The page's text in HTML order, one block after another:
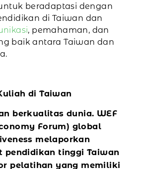
beradaptasi dengan
di Taiwan dan
, pemahaman, dan
baik antara Taiwan dan
di Taiwan
berkualitas dunia. WEF
Forum) global
melaporkan
pendidikan tinggi Taiwan
pelatihan yang memiliki